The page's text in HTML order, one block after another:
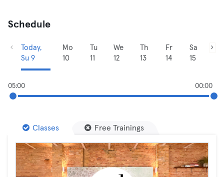
Schedule
Today,
Su 9
Mo
10
Tu
11
We
12
Th
13
Fr
14
Sa
15
05:00 00:00
Classes Free Trainings